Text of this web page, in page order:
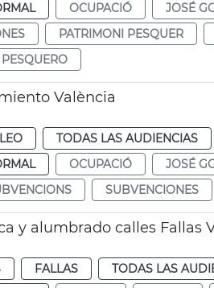
OCUPACIÓ JOSÉ
PATRIMONI PESQUER
València
TODAS LAS AUDIENCIAS
OCUPACIÓ JOSÉ
SUBVENCIONES
y alumbrado calles Fallas
FALLAS TODAS LAS